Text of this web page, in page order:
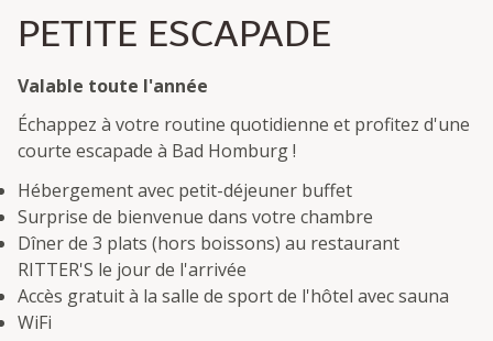
PETITE ESCAPADE
Valable toute l'année
Échappez à votre routine quotidienne et profitez d'une
courte escapade à Bad Homburg !
Hébergement avec petit-déjeuner buffet
Surprise de bienvenue dans votre chambre
Dîner de 3 plats (hors boissons) au restaurant
RITTER'S le jour de l'arrivée
Accès gratuit à la salle de sport de l'hôtel avec sauna
WiFi